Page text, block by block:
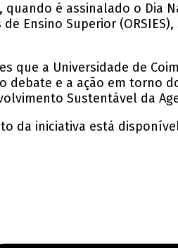
quando é assinalado o Dia
Ensino Superior
que a Universidade de
debate e a ação em torno
Sustentável da
da iniciativa está